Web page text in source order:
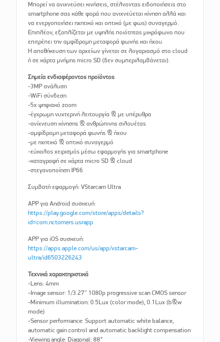
Μπορεί να ανιχνεύσει κινήσεις, στέλνοντας ειδοποιήσεις στο
smartphone σας κάθε φορά που ανιχνεύεται κίνηση αλλά και
να ενεργοποιήσει ηχητικό και οπτικό (με φως) συναγερμό.
Επιπλέον, εξοπλίζεται με υψηλής ποιότητας μικρόφωνο που
επιτρέπει την αμφίδρομη μεταφορά φωνής και ήχου.
Η αποθήκευση των αρχείων γίνεται σε λογαριασμό στο cloud
ή σε κάρτα μνήμης micro SD (δεν συμπεριλαμβάνεται).
Σημεία ενδιαφέροντος προϊόντος
-3MP ανάλυση
-WiFi σύνδεση
-5x ψηφιακό zoom
-έγχρωμη νυχτερινή λειτουργία & με υπέρυθρα
-ανίχνευση κίνησης & ανθρώπινης σιλουέτας
-αμφίδρομη μεταφορά φωνής & ήχου
-με ηχητικό & οπτικό συναγερμό
-εύκολος χειρισμός μέσω εφαρμογής για smartphone
-καταγραφή σε κάρτα micro SD & cloud
-στεγανοποίηση IP66
Συμβατή εφαρμογή: VStarcam Ultra
APP για Android συσκευή:
https://play.google.com/store/apps/details?
id=com.nctomers.usrapp
APP για iOS συσκευή:
https://apps.apple.com/us/app/vstarcam-
ultra/id6503226243
Τεχνικά χαρακτηριστικά
-Lens: 4mm
-Image sensor: 1/3.27″ 1080p progressive scan CMOS sensor
-Minimum illumination: 0.5Lux (color mode), 0.1Lux (b&w
mode)
-Sensor performance: Support automatic white balance,
automatic gain control and automatic backlight compensation
-Viewing angle: Diagonal: 88°